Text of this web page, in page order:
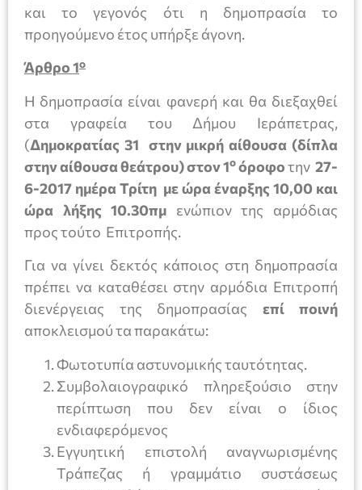
και το γεγονός ότι η δημοπρασία το
προηγούμενο έτος υπήρξε άγονη.
Άρθρο 1ο
Η δημοπρασία είναι φανερή και θα διεξαχθεί
στα γραφεία του Δήμου Ιεράπετρας,
(Δημοκρατίας 31 στην μικρή αίθουσα (δίπλα
στην αίθουσα θεάτρου) στον 1οόροφοτην 27-
6-2017 ημέρα Τρίτη με ώρα έναρξης 10,00 και
ώρα λήξης 10.30πμ ενώπιον της αρμόδιας
προς τούτο Επιτροπής.
Για να γίνει δεκτός κάποιος στη δημοπρασία
πρέπει να καταθέσει στην αρμόδια Επιτροπή
διενέργειας της δημοπρασίας επί ποινή
αποκλεισμού τα παρακάτω:
Φωτοτυπία αστυνομικής ταυτότητας.
Συμβολαιογραφικό πληρεξούσιο στην
περίπτωση που δεν είναι ο ίδιος
ενδιαφερόμενος
Εγγυητική επιστολή αναγνωρισμένης
Τράπεζας ή γραμμάτιο συστάσεως